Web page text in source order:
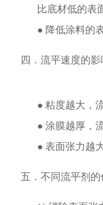
比底材低的表
● 降低涂料的
四．流平速度的影
● 粘度越大，
● 涂膜越厚，
● 表面张力越
五．不同流平剂